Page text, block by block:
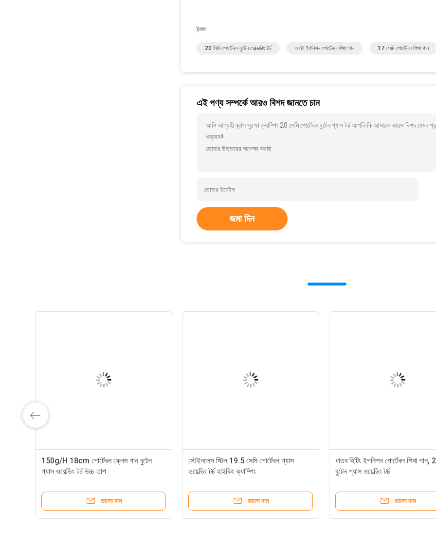
ট্যাগ:
20 মিমি পোর্টেবল বুটেন সোল্ডারিং টর্চ অটো ইগনিশন পোর্টেবল শিখা গান 17 সেমি পোর্টেবল শিখা গান
এই পণ্য সম্পর্কে আরও বিশদ জানতে চান
আমি আগ্রহী ব্রাস সুরক্ষা ক্যাম্পিং 20 সেমি পোর্টেবল বুটেন গ্যাস টর্চ আপনি কি আমাকে আরও বিশদ যেমন
ধন্যবাদ!
তোমার উত্তরের অপেক্ষা করছি.
জমা দিন
150g/H 18cm পোর্টেবল ফ্লেম গান বুটেন
গ্যাস ওয়েল্ডিং টর্চ উচ্চ তাপ
ভালো দাম
স্টেইনলেস স্টিল 19.5 সেমি পোর্টেবল গ্যাস
ওয়েল্ডিং টর্চ হাইকিং ক্যাম্পিং
ভালো দাম
ধাতব হিটিং ইগনিশন পোর্টেবল শিখা গান,
বুটেন গ্যাস ওয়েল্ডিং টর্চ
ভালো দাম